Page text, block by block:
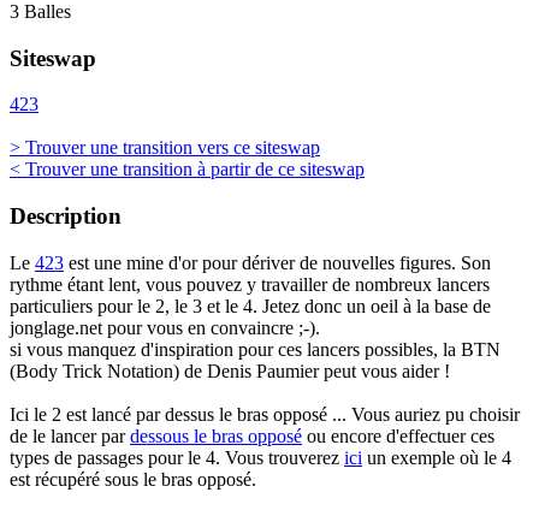
3 Balles
Siteswap
423
> Trouver une transition vers ce siteswap
< Trouver une transition à partir de ce siteswap
Description
Le 423 est une mine d'or pour dériver de nouvelles figures. Son
rythme étant lent, vous pouvez y travailler de nombreux lancers
particuliers pour le 2, le 3 et le 4. Jetez donc un oeil à la base de
jonglage.net pour vous en convaincre ;-).
si vous manquez d'inspiration pour ces lancers possibles, la BTN
(Body Trick Notation) de Denis Paumier peut vous aider !
Ici le 2 est lancé par dessus le bras opposé ... Vous auriez pu choisir
de le lancer pardessous le bras opposé ou encore d'effectuer ces
types de passages pour le 4. Vous trouverez ici un exemple où le 4
est récupéré sous le bras opposé.